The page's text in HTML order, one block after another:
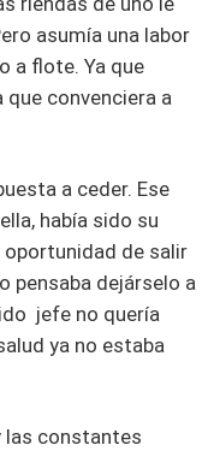
asumía una labor
a flote. Ya que
convenciera a
a ceder. Ese
había sido su
oportunidad de salir
pensaba dejárselo a
jefe no quería
ya no estaba
las constantes